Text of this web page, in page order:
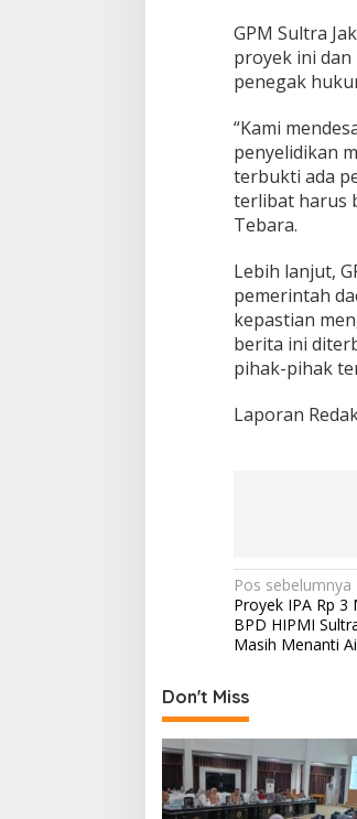
GPM Sultra
proyek ini
penegak
“Kami
penyelidikan
terbukti ada
terlibat harus
Tebara.
Lebih lanjut,
pemerintah
kepastian
berita ini
pihak-pihak
Laporan
N
a
v
g
a
s
i
Pos sebelumnya
Proyek IPA Rp 3
BPD HIPMI
Masih Menanti
Don't Miss